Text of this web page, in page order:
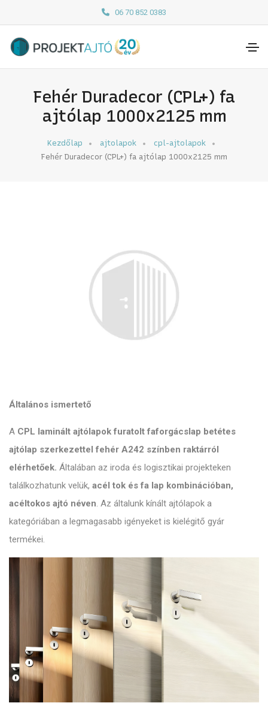
06 70 852 0383
Fehér Duradecor (CPL+) fa
ajtólap 1000x2125 mm
Kezdőlap ajtolapok
cpl-ajtolapok
Fehér Duradecor (CPL+) fa ajtólap 1000x2125 mm
Általános ismertető
A CPL laminált ajtólapok furatolt faforgácslap betétes
ajtólap szerkezettel fehér A242 színben raktárról
elérhetőek. Általában az iroda és logisztikai projekteken
találkozhatunk velük, acél tok és fa lap kombinációban,
acéltokos ajtó néven. Az általunk kínált ajtólapok a
kategóriában a legmagasabb igényeket is kielégitő gyár
termékei.